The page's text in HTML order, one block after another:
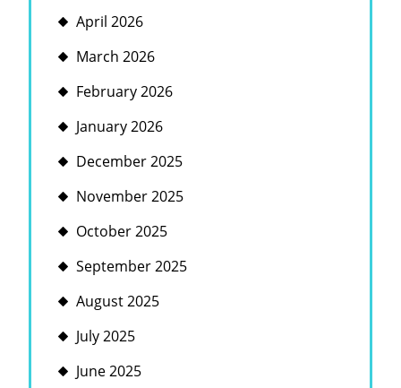
April 2026
March 2026
February 2026
January 2026
December 2025
November 2025
October 2025
September 2025
August 2025
July 2025
June 2025